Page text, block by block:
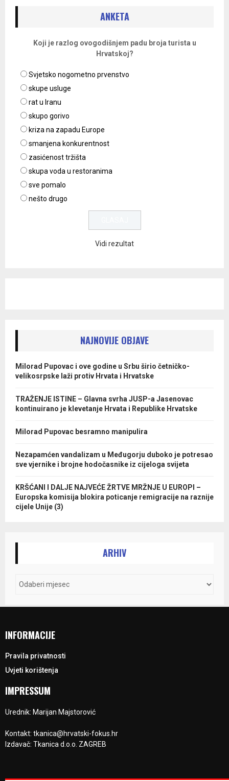
ANKETA
Koji je razlog ovogodišnjem padu broja turista u
Hrvatskoj?
Svjetsko nogometno prvenstvo
skupe usluge
rat u Iranu
skupo gorivo
kriza na zapadu Europe
smanjena konkurentnost
zasićenost tržišta
skupa voda u restoranima
sve pomalo
nešto drugo
Vidi rezultat
NAJNOVIJE OBJAVE
Milorad Pupovac i ove godine u Srbu širio četničko-
velikosrpske laži protiv Hrvata i Hrvatske
TRAŽENJE ISTINE – Glavna svrha JUSP-a Jasenovac
kontinuirano je klevetanje Hrvata i Republike Hrvatske
Milorad Pupovac besramno manipulira
Nezapamćen vandalizam u Međugorju duboko je potresao
sve vjernike i brojne hodočasnike iz cijeloga svijeta
KRŠĆANI I DALJE NAJVEĆE ŽRTVE MRŽNJE U EUROPI –
Europska komisija blokira poticanje remigracije na raznije
cijele Unije (3)
ARHIV
INFORMACIJE
Pravila privatnosti
Uvjeti korištenja
IMPRESSUM
Urednik: Marijan Majstorović
Kontakt: tkanica@hrvatski-fokus.hr
Izdavač: Tkanica d.o.o. ZAGREB